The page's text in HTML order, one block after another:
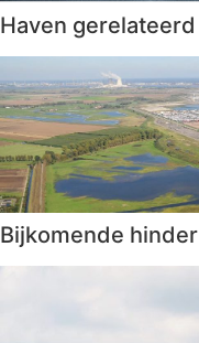
Haven gerelateerd
Bijkomende hinder